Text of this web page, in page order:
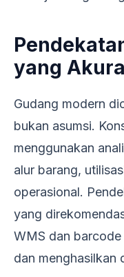
yang
Gudang modern
bukan asumsi.
menggunakan
alur barang,
operasional.
yang
WMS dan
dan menghasilkan